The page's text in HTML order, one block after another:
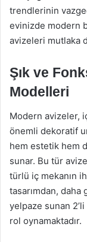
trendlerinin
evinizde modern
avizeleri mutlaka
Şık ve
Modelleri
Modern avizeler,
önemli dekoratif
hem estetik hem
sunar. Bu tür
türlü iç mekanın
tasarımdan,
yelpaze sunan
rol oynamaktadır.